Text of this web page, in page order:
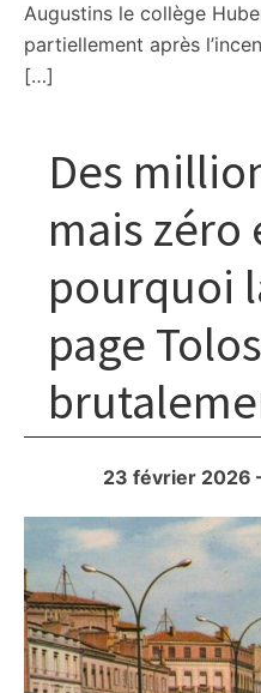
Augustins le collège
partiellement après
[…]
Des
mais zéro
pourquoi
page
23 février 2026